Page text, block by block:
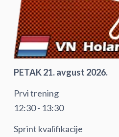
PETAK 21. avgust 2026.
Prvi trening
12:30 - 13:30
Sprint kvalifikacije